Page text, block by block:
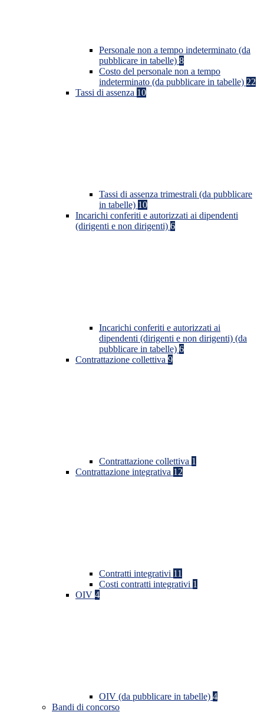
Personale non a tempo indeterminato (da
pubblicare in tabelle) 8
Costo del personale non a tempo
indeterminato (da pubblicare in tabelle) 22
Tassi di assenza 10
Tassi di assenza trimestrali (da pubblicare
in tabelle) 10
Incarichi conferiti e autorizzati ai dipendenti
(dirigenti e non dirigenti) 6
Incarichi conferiti e autorizzati ai
dipendenti (dirigenti e non dirigenti) (da
pubblicare in tabelle) 6
Contrattazione collettiva 9
Contrattazione collettiva 1
Contrattazione integrativa 12
Contratti integrativi 11
Costi contratti integrativi 1
OIV 4
OIV (da pubblicare in tabelle) 4
Bandi di concorso